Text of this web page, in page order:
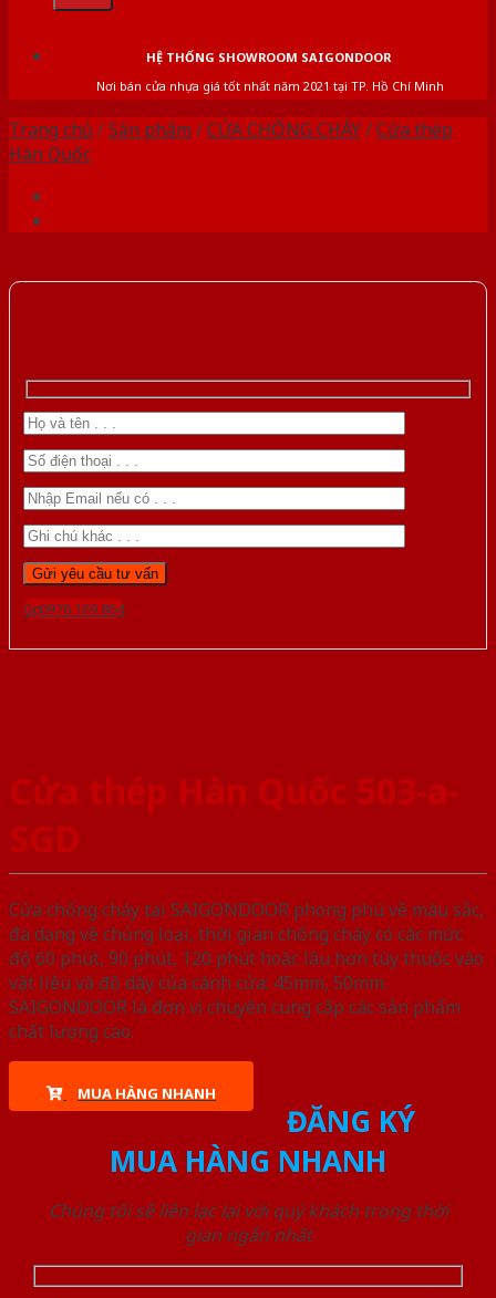
HỆ THỐNG SHOWROOM SAIGONDOOR
Nơi bán cửa nhựa giá tốt nhất năm 2021 tại TP. Hồ Chí Minh
Trang chủ /Sản phẩm /CỬA CHỐNG CHÁY/Cửa thép
Hàn Quốc
Gọi 0976.169.864
Cửa thép Hàn Quốc 503-a-
SGD
Cửa chống cháy tại SAIGONDOOR phong phú về màu sắc,
đa dạng về chủng loại, thời gian chống cháy có các mức
độ 60 phút, 90 phút, 120 phút hoặc lâu hơn tùy thuộc vào
vật liệu và độ dày của cánh cửa: 45mm, 50mm.
SAIGONDOOR là đơn vị chuyên cung cấp các sản phẩm
chất lượng cao.
MUA HÀNG NHANH
ĐĂNG KÝ
MUA HÀNG NHANH
Chúng tôi sẽ liên lạc lại với quý khách trong thời
gian ngắn nhất